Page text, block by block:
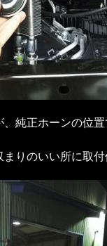
、純正ホーンの位
りのいい所に取付